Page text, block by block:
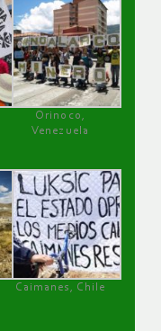
Orinoco,
Venezuela
Caimanes, Chile